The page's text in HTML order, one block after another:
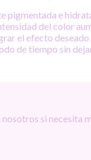
pigmentada e
del color
el efecto
de tiempo sin
nosotros si necesita